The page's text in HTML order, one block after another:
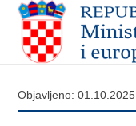
Objavljeno: 01.10.2025.